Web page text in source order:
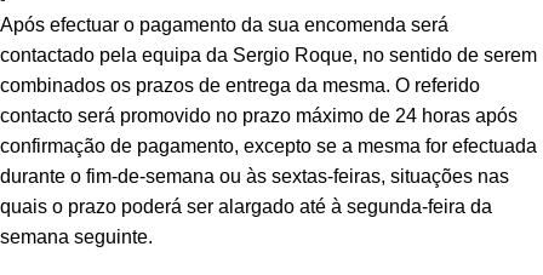
Após efectuar o pagamento da sua encomenda será
contactado pela equipa da Sergio Roque, no sentido de serem
combinados os prazos de entrega da mesma. O referido
contacto será promovido no prazo máximo de 24 horas após
confirmação de pagamento, excepto se a mesma for efectuada
durante o fim-de-semana ou às sextas-feiras, situações nas
quais o prazo poderá ser alargado até à segunda-feira da
semana seguinte.